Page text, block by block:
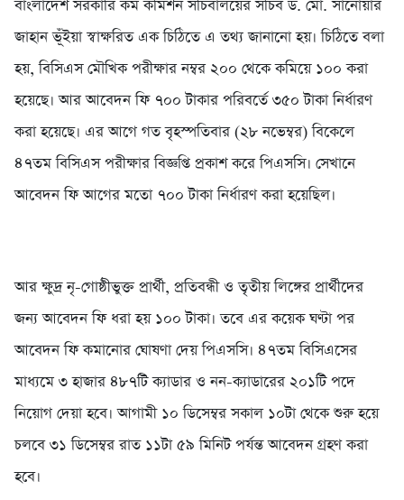
বাংলাদেশ সরকারি কর্ম কমিশন সচিবালয়ের সচিব ড. মো. সানোয়ার
জাহান ভূঁইয়া স্বাক্ষরিত এক চিঠিতে এ তথ্য জানানো হয়। চিঠিতে বলা
হয়, বিসিএস মৌখিক পরীক্ষার নম্বর ২০০ থেকে কমিয়ে ১০০ করা
হয়েছে। আর আবেদন ফি ৭০০ টাকার পরিবর্তে ৩৫০ টাকা নির্ধারণ
করা হয়েছে। এর আগে গত বৃহস্পতিবার (২৮ নভেম্বর) বিকেলে
৪৭তম বিসিএস পরীক্ষার বিজ্ঞপ্তি প্রকাশ করে পিএসসি। সেখানে
আবেদন ফি আগের মতো ৭০০ টাকা নির্ধারণ করা হয়েছিল।
আর ক্ষুদ্র নৃ-গোষ্ঠীভুক্ত প্রার্থী, প্রতিবন্ধী ও তৃতীয় লিঙ্গের প্রার্থীদের
জন্য আবেদন ফি ধরা হয় ১০০ টাকা। তবে এর কয়েক ঘণ্টা পর
আবেদন ফি কমানোর ঘোষণা দেয় পিএসসি। ৪৭তম বিসিএসের
মাধ্যমে ৩ হাজার ৪৮৭টি ক্যাডার ও নন-ক্যাডারের ২০১টি পদে
নিয়োগ দেয়া হবে। আগামী ১০ ডিসেম্বর সকাল ১০টা থেকে শুরু হয়ে
চলবে ৩১ ডিসেম্বর রাত ১১টা ৫৯ মিনিট পর্যন্ত আবেদন গ্রহণ করা
হবে।